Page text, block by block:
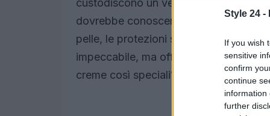
Style 24 -
If you wish
sensitive
confirm
continue
information
further
custodiscono un vero e proprio
dovrebbe conoscere? Con una
pelle, le protezioni solari giapponesi
impeccabile, ma offrono anche
creme così speciali? Scopriamolo